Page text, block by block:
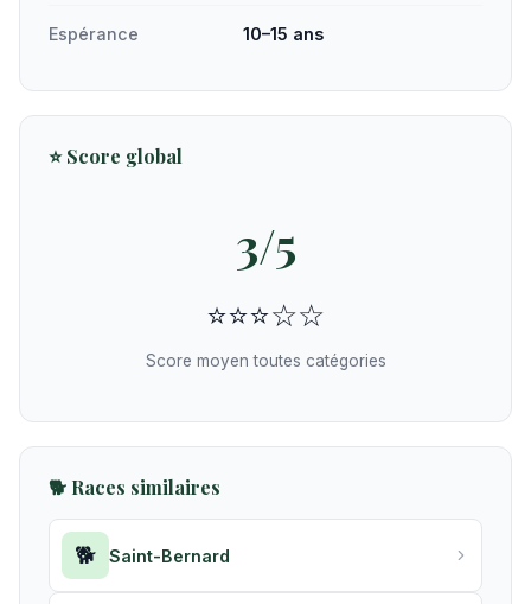
Espérance 10–15 ans
⭐ Score global
3/5
⭐⭐⭐☆☆
Score moyen toutes catégories
🐕 Races similaires
🐕 Saint-Bernard